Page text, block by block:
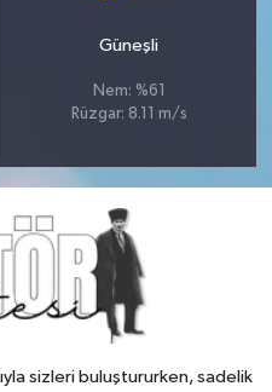
Güneşli
Nem: %61
Rüzgar: 8.11 m/s
sizleri buluştururken, sadelik